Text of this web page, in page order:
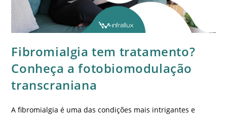
Fibromialgia tem tratamento?
Conheça a fotobiomodulação
transcraniana
A fibromialgia é uma das condições mais intrigantes e